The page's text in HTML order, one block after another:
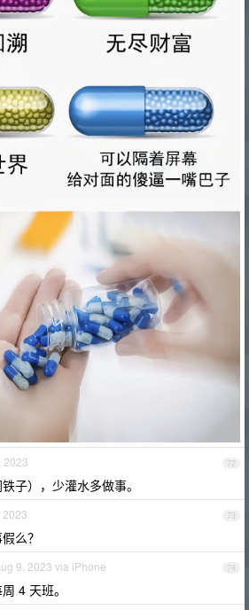
72
2023
子），少灌水多做事。
73
2023
么？
74
9, 2023 via iPhone
4 天班。